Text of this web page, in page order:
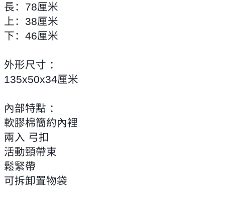
長：78厘米
上：38厘米
下：46厘米
外形尺寸 ：
135x50x34厘米
內部特點 ：
軟膠棉簡約內裡
兩入 弓扣
活動頸帶束
鬆緊帶
可拆卸置物袋